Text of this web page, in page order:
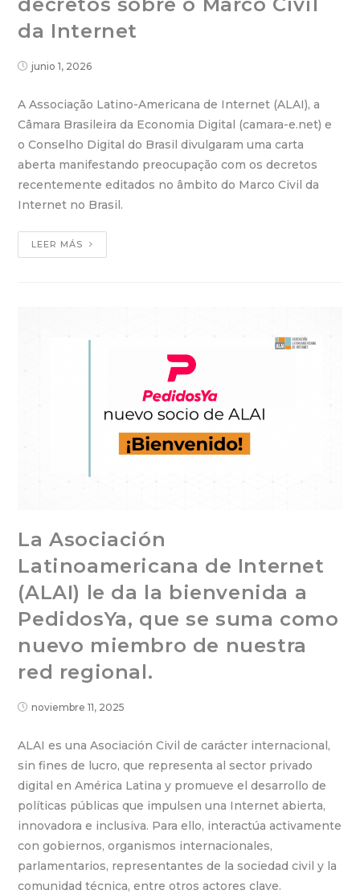
da Internet
junio 1, 2026
A Associação Latino-Americana de Internet (ALAI), a
Câmara Brasileira da Economia Digital (camara-e.net) e
o Conselho Digital do Brasil divulgaram uma carta
aberta manifestando preocupação com os decretos
recentemente editados no âmbito do Marco Civil da
Internet no Brasil.
LEER MÁS
La Asociación
Latinoamericana de Internet
(ALAI) le da la bienvenida a
PedidosYa, que se suma como
nuevo miembro de nuestra
red regional.
noviembre 11, 2025
ALAI es una Asociación Civil de carácter internacional,
sin fines de lucro, que representa al sector privado
digital en América Latina y promueve el desarrollo de
políticas públicas que impulsen una Internet abierta,
innovadora e inclusiva. Para ello, interactúa activamente
con gobiernos, organismos internacionales,
parlamentarios, representantes de la sociedad civil y la
comunidad técnica, entre otros actores clave.